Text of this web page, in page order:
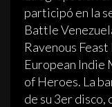
participó en la
Battle
Ravenous
European Indie
of Heroes. La
de su 3er disco,